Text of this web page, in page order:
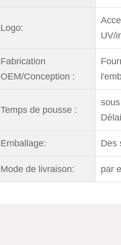
Logo:
UV/
Fabrication
OEM/Conception :
Temps de pousse :
Emballage: Des
Mode de livraison: par